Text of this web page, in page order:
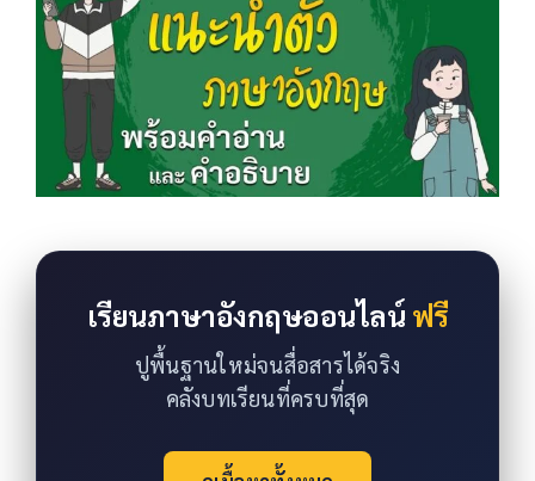
เรียนภาษาอังกฤษออนไลน์ ฟรี
ปูพื้นฐานใหม่จนสื่อสารได้จริง
คลังบทเรียนที่ครบที่สุด